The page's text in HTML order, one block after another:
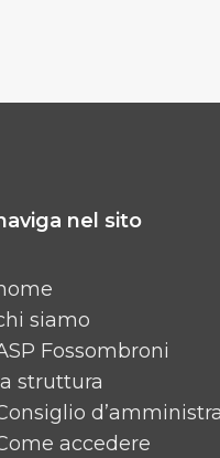
nel sito
siamo
Fossombroni
struttura
accedere